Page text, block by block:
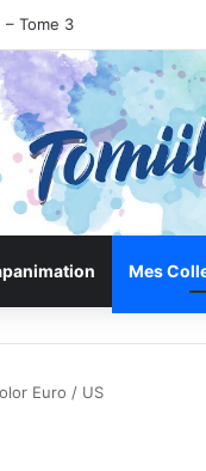
– Tome 3
Mes
Euro / US